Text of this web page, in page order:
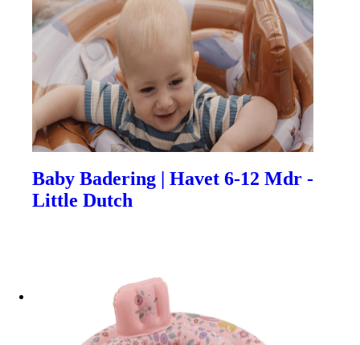
Baby Badering | Havet 6-12 Mdr -
Little Dutch